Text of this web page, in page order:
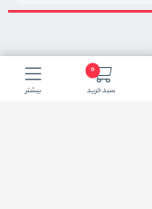
0
سبد خرید بیشتر